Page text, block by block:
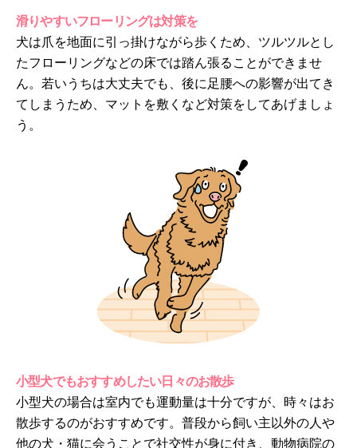
滑りやすいフローリングは対策を
犬は爪を地面に引っ掛けながら歩くため、ツルツルとし
たフローリングなどの床では踏ん張ることができませ
ん。若いうちは大丈夫でも、後に足腰への影響が出てき
てしまうため、マットを敷くなど対策をしてあげましょ
う。
小型犬でもおすすめしたい日々のお散歩
小型犬の場合は室内でも運動量は十分ですが、時々はお
散歩するのがおすすめです。普段から飼い主以外の人や
他の犬・猫に会うことで社交性が身に付き、動物病院の